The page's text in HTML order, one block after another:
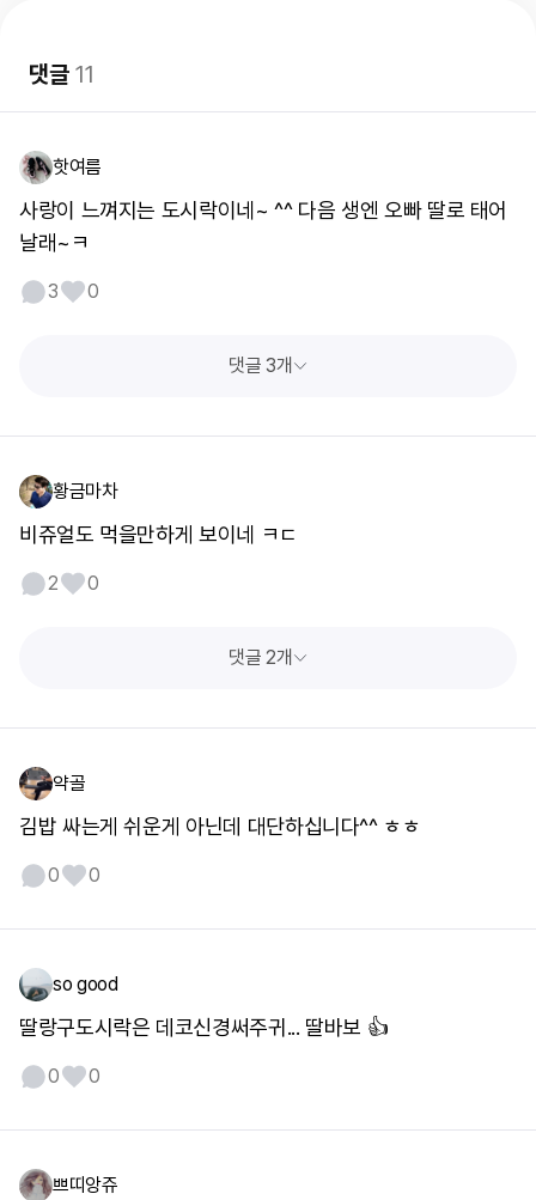
댓글11
핫여름
사랑이 느껴지는 도시락이네~ ^^ 다음 생엔 오빠 딸로 태어
날래~ㅋ
3 0
댓글 3개
황금마차
비쥬얼도 먹을만하게 보이네 ㅋㄷ
2 0
댓글 2개
약골
김밥 싸는게 쉬운게 아닌데 대단하십니다^^ ㅎㅎ
0 0
so good
딸랑구도시락은 데코신경써주귀... 딸바보 👍
0 0
쁘띠앙쥬